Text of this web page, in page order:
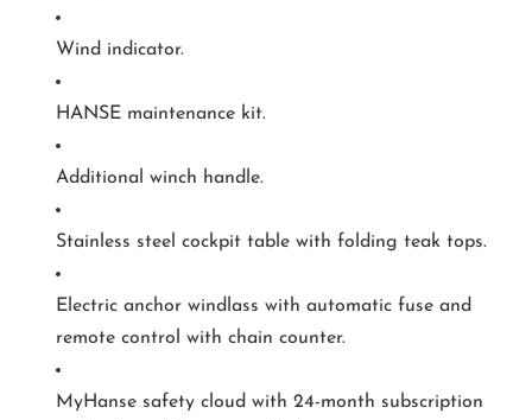
Wind indicator.
HANSE maintenance kit.
Additional winch handle.
Stainless steel cockpit table with folding teak tops.
Electric anchor windlass with automatic fuse and
remote control with chain counter.
MyHanse safety cloud with 24-month subscription